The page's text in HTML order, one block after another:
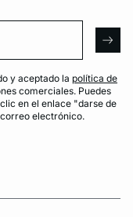
y aceptado la política de
comerciales. Puedes
en el enlace "darse de
electrónico.